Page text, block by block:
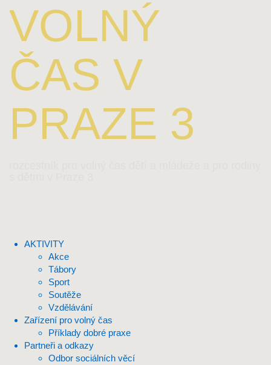
VOLNÝ
ČAS V
PRAZE 3
AKTIVITY
Akce
Tábory
Sport
Soutěže
Vzdělávání
Zařízení pro volný čas
Příklady dobré praxe
Partneři a odkazy
Odbor sociálních věcí